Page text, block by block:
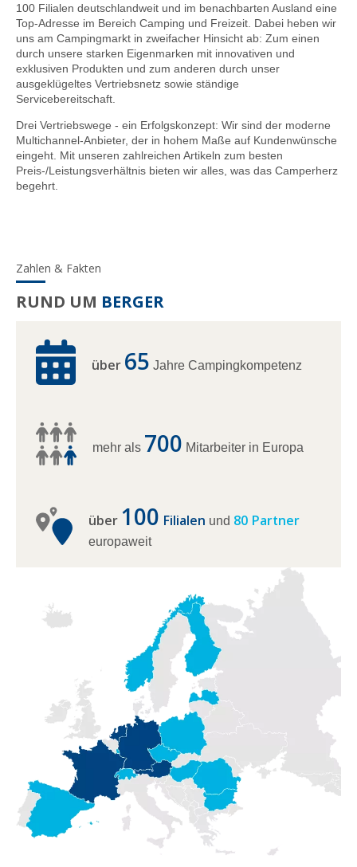
100 Filialen deutschlandweit und im benachbarten Ausland eine
Top-Adresse im Bereich Camping und Freizeit. Dabei heben wir
uns am Campingmarkt in zweifacher Hinsicht ab: Zum einen
durch unsere starken Eigenmarken mit innovativen und
exklusiven Produkten und zum anderen durch unser
ausgeklügeltes Vertriebsnetz sowie ständige
Servicebereitschaft.
Drei Vertriebswege - ein Erfolgskonzept: Wir sind der moderne
Multichannel-Anbieter, der in hohem Maße auf Kundenwünsche
eingeht. Mit unseren zahlreichen Artikeln zum besten
Preis-/Leistungsverhältnis bieten wir alles, was das Camperherz
begehrt.
Zahlen & Fakten
RUND UM BERGER
über 65 Jahre Campingkompetenz
mehr als 700 Mitarbeiter in Europa
über 100 Filialen und 80 Partner
europaweit